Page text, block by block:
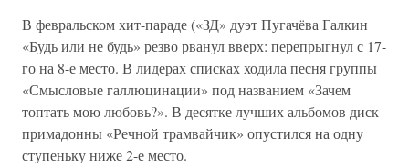
В февральском хит-параде («ЗД» дуэт Пугачёва Галкин
«Будь или не будь» резво рванул вверх: перепрыгнул с 17-
го на 8-е место. В лидерах списках ходила песня группы
«Смысловые галлюцинации» под названием «Зачем
топтать мою любовь?». В десятке лучших альбомов диск
примадонны «Речной трамвайчик» опустился на одну
ступеньку ниже 2-е место.